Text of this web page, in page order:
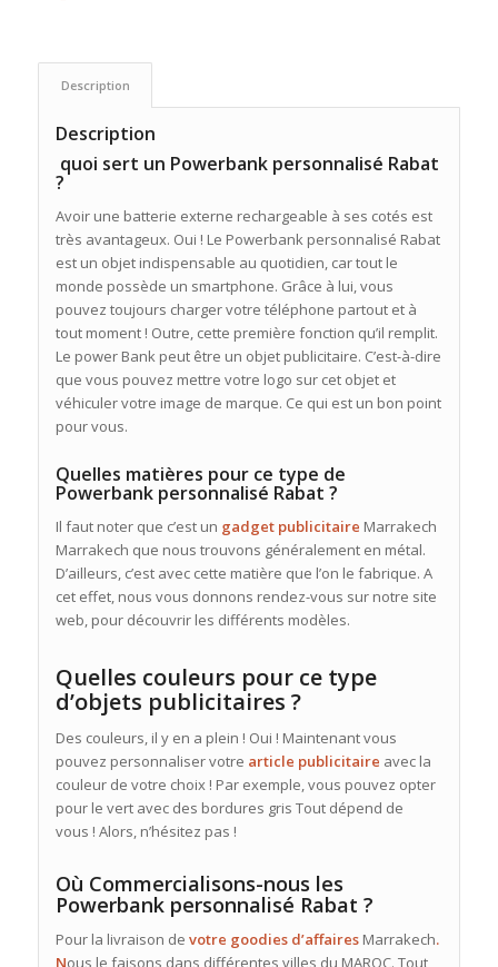
Description
Description
quoi sert un Powerbank personnalisé Rabat
?
Avoir une batterie externe rechargeable à ses cotés est
très avantageux. Oui ! Le Powerbank personnalisé Rabat
est un objet indispensable au quotidien, car tout le
monde possède un smartphone. Grâce à lui, vous
pouvez toujours charger votre téléphone partout et à
tout moment ! Outre, cette première fonction qu’il remplit.
Le power Bank peut être un objet publicitaire. C’est-à-dire
que vous pouvez mettre votre logo sur cet objet et
véhiculer votre image de marque. Ce qui est un bon point
pour vous.
Quelles matières pour ce type de
Powerbank personnalisé Rabat ?
Il faut noter que c’est un gadget publicitaire Marrakech
Marrakech que nous trouvons généralement en métal.
D’ailleurs, c’est avec cette matière que l’on le fabrique. A
cet effet, nous vous donnons rendez-vous sur notre site
web, pour découvrir les différents modèles.
Quelles couleurs pour ce type
d’objets publicitaires ?
Des couleurs, il y en a plein ! Oui ! Maintenant vous
pouvez personnaliser votre article publicitaire avec la
couleur de votre choix ! Par exemple, vous pouvez opter
pour le vert avec des bordures gris Tout dépend de
vous ! Alors, n’hésitez pas !
Où Commercialisons-nous les
Powerbank personnalisé Rabat ?
Pour la livraison de votre goodies d’affaires Marrakech.
Nous le faisons dans différentes villes du MAROC. Tout